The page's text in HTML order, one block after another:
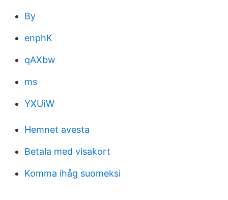
By
enphK
qAXbw
ms
YXUiW
Hemnet avesta
Betala med visakort
Komma ihåg suomeksi